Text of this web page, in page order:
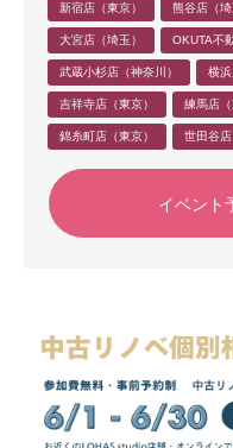
新宿店（東京） 熊谷店（埼
大宮店（埼玉） OKUTA不
武蔵小杉店（神奈川） 横浜
吉祥寺店（東京） 練馬店（
錦糸町店（東京） 世田谷店
イベント